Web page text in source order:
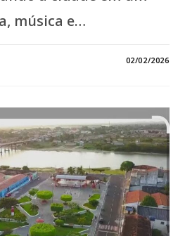
música e…
02/02/2026